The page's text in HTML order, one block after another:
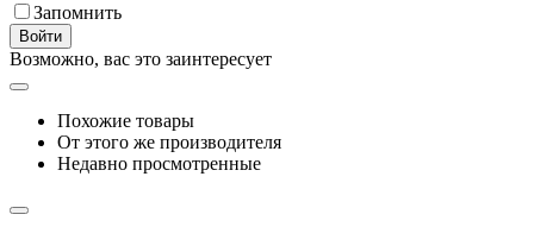
Запомнить
Войти
Возможно, вас это заинтересует
Похожие товары
От этого же производителя
Недавно просмотренные